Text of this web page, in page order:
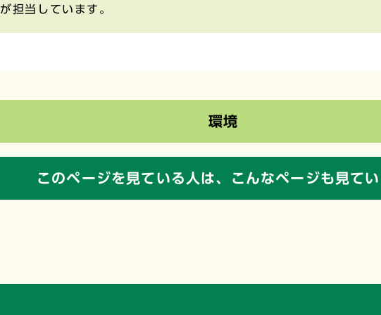
が担当しています。
環境
このページを見ている人は、 こんなページも見て